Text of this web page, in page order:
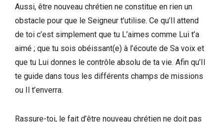
Aussi, être nouveau chrétien ne constitue en rien un
obstacle pour que le Seigneur t’utilise. Ce qu’Il attend
de toi c’est simplement que tu L’aimes comme Lui t’a
aimé ; que tu sois obéissant(e) à l’écoute de Sa voix et
que tu Lui donnes le contrôle absolu de ta vie. Afin qu’Il
te guide dans tous les différents champs de missions
ou Il t’enverra.
Rassure-toi, le fait d’être nouveau chrétien ne doit pas